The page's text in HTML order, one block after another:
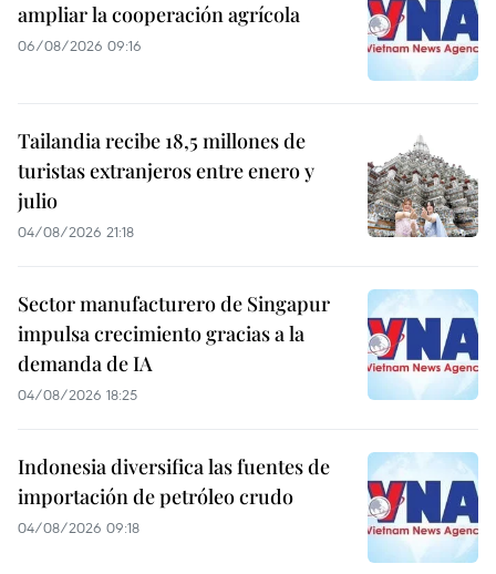
ampliar la cooperación agrícola
06/08/2026 09:16
Tailandia recibe 18,5 millones de
turistas extranjeros entre enero y
julio
04/08/2026 21:18
Sector manufacturero de Singapur
impulsa crecimiento gracias a la
demanda de IA
04/08/2026 18:25
Indonesia diversifica las fuentes de
importación de petróleo crudo
04/08/2026 09:18